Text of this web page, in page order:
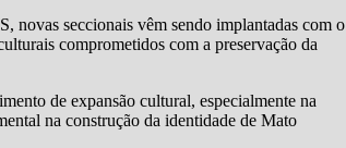
novas seccionais vêm sendo implantadas com o
comprometidos com a preservação da
de expansão cultural, especialmente na
na construção da identidade de Mato